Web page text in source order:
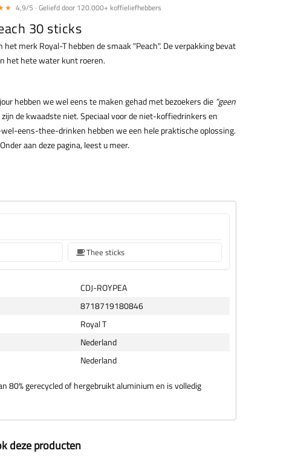
4,9/5 · Geliefd door 120.000+ koffieliefhebbers
30 sticks
merk Royal-T hebben de smaak "Peach". De verpakking bevat
het hete water kunt roeren.
hebben we wel eens te maken gehad met bezoekers die "geen
de kwaadste niet. Speciaal voor de niet-koffiedrinkers en
eens-thee-drinken hebben we een hele praktische oplossing.
aan deze pagina, leest u meer.
Thee sticks
CDJ-ROYPEA
8718719180846
Royal T
Nederland
Nederland
80% gerecycled of hergebruikt aluminium en is volledig
deze producten